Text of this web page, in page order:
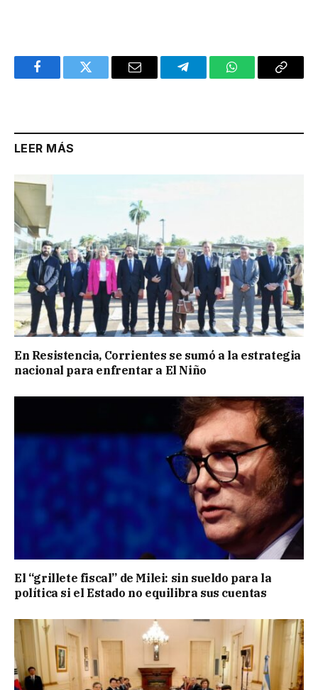
FacebookTwitter Email TelegramWhatsAppCopy
LEER MÁS
En Resistencia, Corrientes se sumó a la estrategia
nacional para enfrentar a El Niño
El “grillete fiscal” de Milei: sin sueldo para la
política si el Estado no equilibra sus cuentas